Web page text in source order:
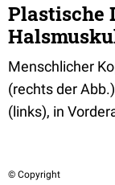
Plastische
Menschlicher
(rechts der
(links), in
© Copyright